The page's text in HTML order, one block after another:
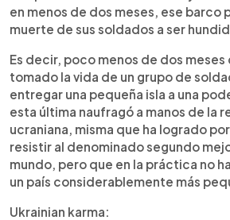
en menos de dos meses, ese barco
muerte de sus soldados a ser
Es decir, poco menos de dos
tomado la vida de un grupo de
entregar una pequeña isla a una
esta última naufragó a manos de la
ucraniana, misma que ha logrado
resistir al denominado segundo
mundo, pero que en la práctica no
un país considerablemente más
Ukrainian karma: